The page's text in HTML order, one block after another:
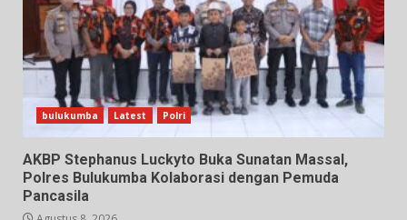
bulukumba Latest Polri
AKBP Stephanus Luckyto Buka Sunatan Massal,
Polres Bulukumba Kolaborasi dengan Pemuda
Pancasila